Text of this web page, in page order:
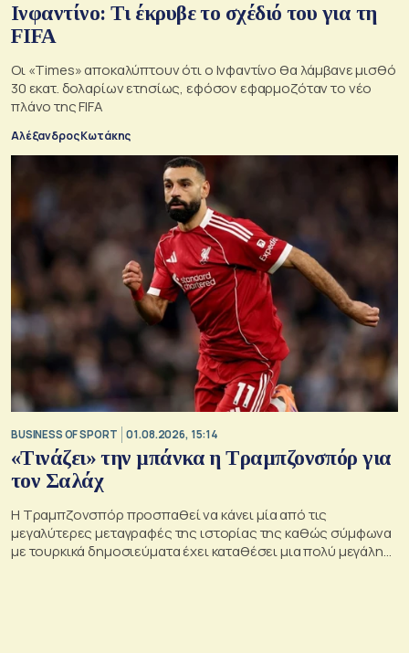
Ινφαντίνο: Τι έκρυβε το σχέδιό του για τη
FIFA
Οι «Times» αποκαλύπτουν ότι ο Ινφαντίνο θα λάμβανε μισθό
30 εκατ. δολαρίων ετησίως, εφόσον εφαρμοζόταν το νέο
πλάνο της FIFA
Αλέξανδρος Κωτάκης
BUSINESS OF SPORT 01.08.2026, 15:14
«Τινάζει» την μπάνκα η Τραμπζονσπόρ για
τον Σαλάχ
Η Τραμπζονσπόρ προσπαθεί να κάνει μία από τις
μεγαλύτερες μεταγραφές της ιστορίας της καθώς σύμφωνα
με τουρκικά δημοσιεύματα έχει καταθέσει μια πολύ μεγάλη